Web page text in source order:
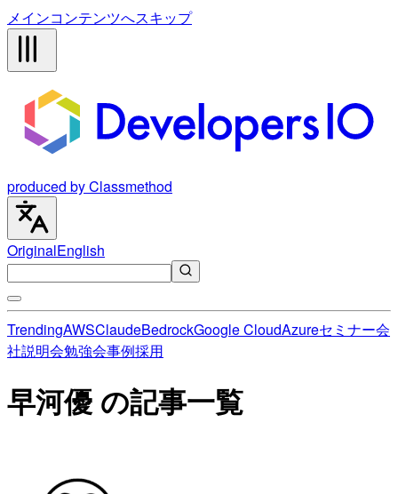
メインコンテンツへスキップ
produced by Classmethod
OriginalEnglish
TrendingAWSClaudeBedrockGoogle CloudAzureセミナー会
社説明会勉強会事例採用
早河優 の記事一覧